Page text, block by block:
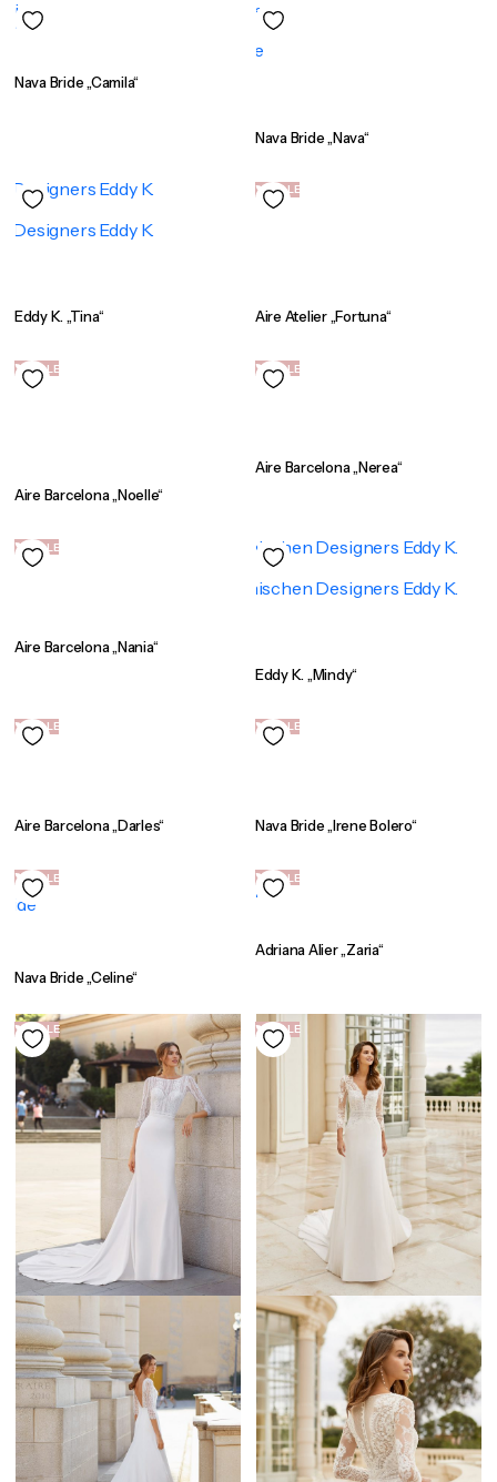
Nava Bride „Camila“
Nava Bride „Nava“
Eddy K. „Tina“
SALE
Aire Atelier „Fortuna“
SALE
Aire Barcelona „Noelle“
SALE
Aire Barcelona „Nerea“
SALE
Aire Barcelona „Nania“
Eddy K. „Mindy“
SALE
Aire Barcelona „Darles“
SALE
Nava Bride „Irene Bolero“
SALE
Nava Bride „Celine“
SALE
Adriana Alier „Zaria“
SALE SALE